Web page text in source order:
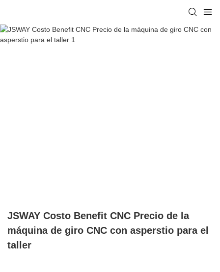
JSWAY Costo Benefit CNC Precio de la
máquina de giro CNC con asperstio para el
taller